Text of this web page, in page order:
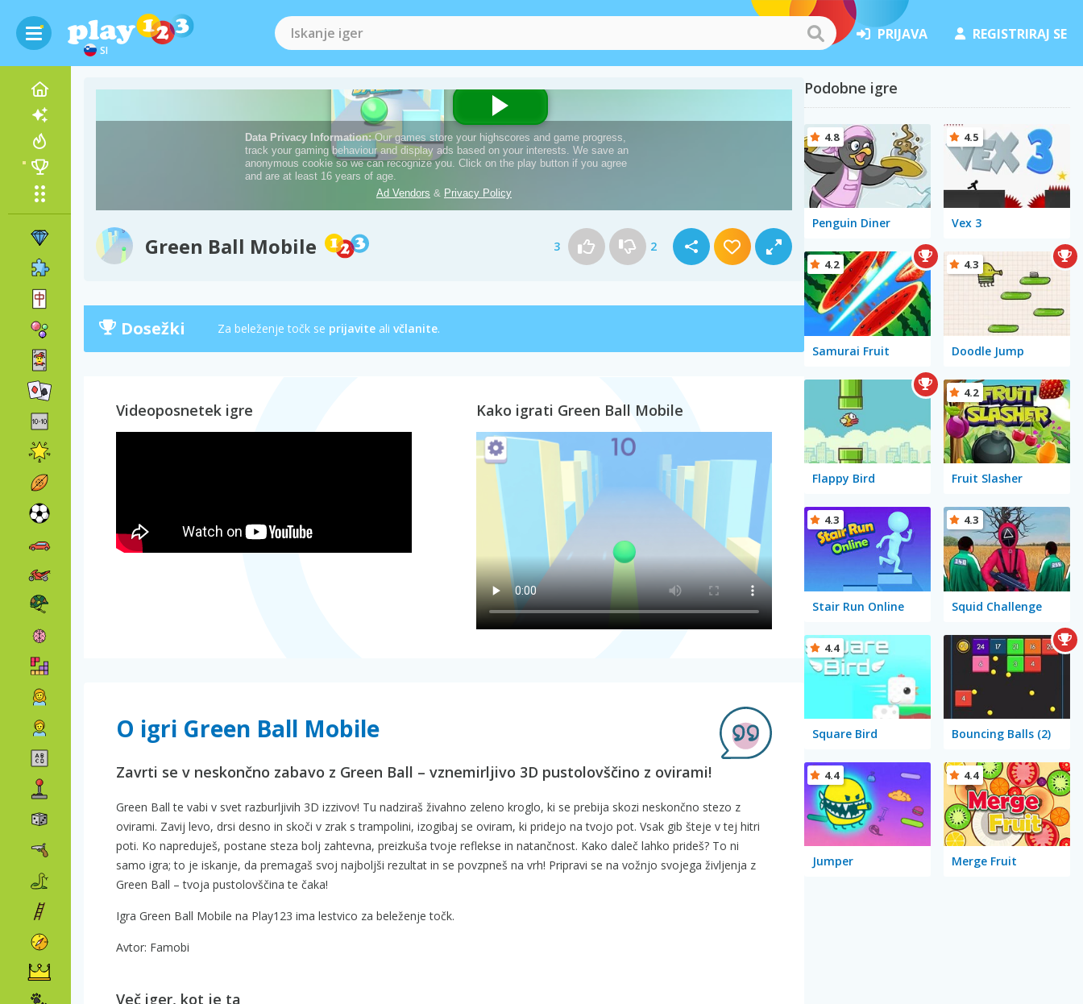
SI
PRIJAVA REGISTRIRAJ SE
Green Ball Mobile 3 2
Dosežki Za beleženje točk se prijavite ali včlanite.
Videoposnetek igre Kako igrati Green Ball Mobile
O igri Green Ball Mobile
Zavrti se v neskončno zabavo z Green Ball – vznemirljivo 3D pustolovščino z ovirami!
Green Ball te vabi v svet razburljivih 3D izzivov! Tu nadziraš živahno zeleno kroglo, ki se prebija skozi neskončno stezo z
ovirami. Zavij levo, drsi desno in skoči v zrak s trampolini, izogibaj se oviram, ki pridejo na tvojo pot. Vsak gib šteje v tej hitri
poti. Ko napreduješ, postane steza bolj zahtevna, preizkuša tvoje reflekse in natančnost. Kako daleč lahko prideš? To ni
samo igra; to je iskanje, da premagaš svoj najboljši rezultat in se povzpneš na vrh! Pripravi se na vožnjo svojega življenja z
Green Ball – tvoja pustolovščina te čaka!
Igra Green Ball Mobile na Play123 ima lestvico za beleženje točk.
Avtor: Famobi
Več iger, kot je ta
Podobne igre
Penguin Diner
4.8
Vex 3
4.5
Samurai Fruit
4.2
Doodle Jump
4.3
Flappy Bird Fruit Slasher
4.2
Stair Run Online
4.3
Squid Challenge
4.3
Square Bird
4.4
Bouncing Balls (2)
Jumper
4.4
Merge Fruit
4.4